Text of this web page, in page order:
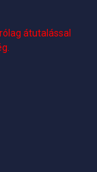
átutalással